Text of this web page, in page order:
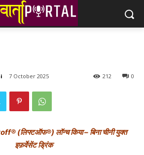
7 October 2025 0
212
(लिफ्टऑफ®) लॉन्च किया – बिना चीनी युक्त
इफ़र्वेसेंट ड्रिंक